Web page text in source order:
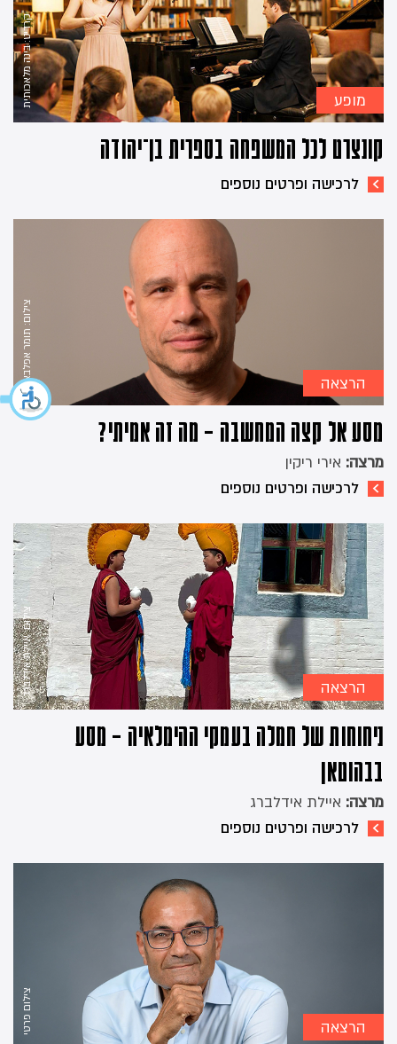
קרדיט: בינה מלאכותית מופע
קונצרט לכל המשפחה בספרית בן־יהודה
לרכישה ופרטים נוספים
צילום: תומר אפלבאום הרצאה
מסע אל קצה המחשבה – מה זה אמיתי?
מרצה: אירי ריקין
לרכישה ופרטים נוספים
צילום: איילת אידלברג הרצאה
ניחוחות של חמלה בעמקי ההימלאיה – מסע
בבהוטאן
מרצה: איילת אידלברג
לרכישה ופרטים נוספים
צילום פרטי הרצאה